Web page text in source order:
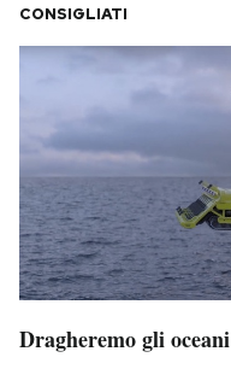
CONSIGLIATI
Dragheremo gli oceani